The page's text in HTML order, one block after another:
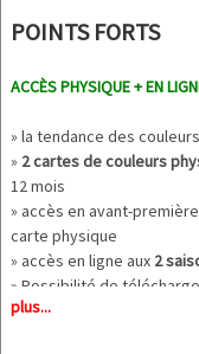
POINTS FORTS
ACCÈS PHYSIQUE + EN
» la tendance des
» 2 cartes de couleurs
12 mois
» accès en avant-
carte physique
» accès en ligne aux 2
» Possibilité de
QTX, LAB et RGB des
plus...